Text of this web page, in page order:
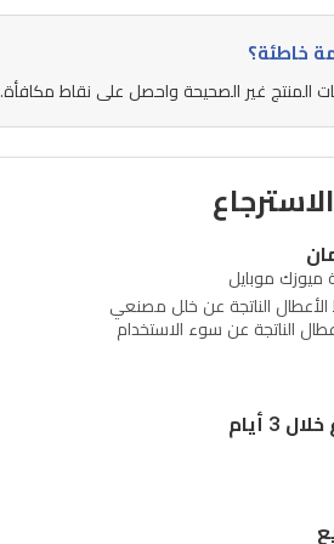
خاطئة؟
المنتج غير الصحيحة واحصل على نقاط مكافأة.
موبايل
3 أيام